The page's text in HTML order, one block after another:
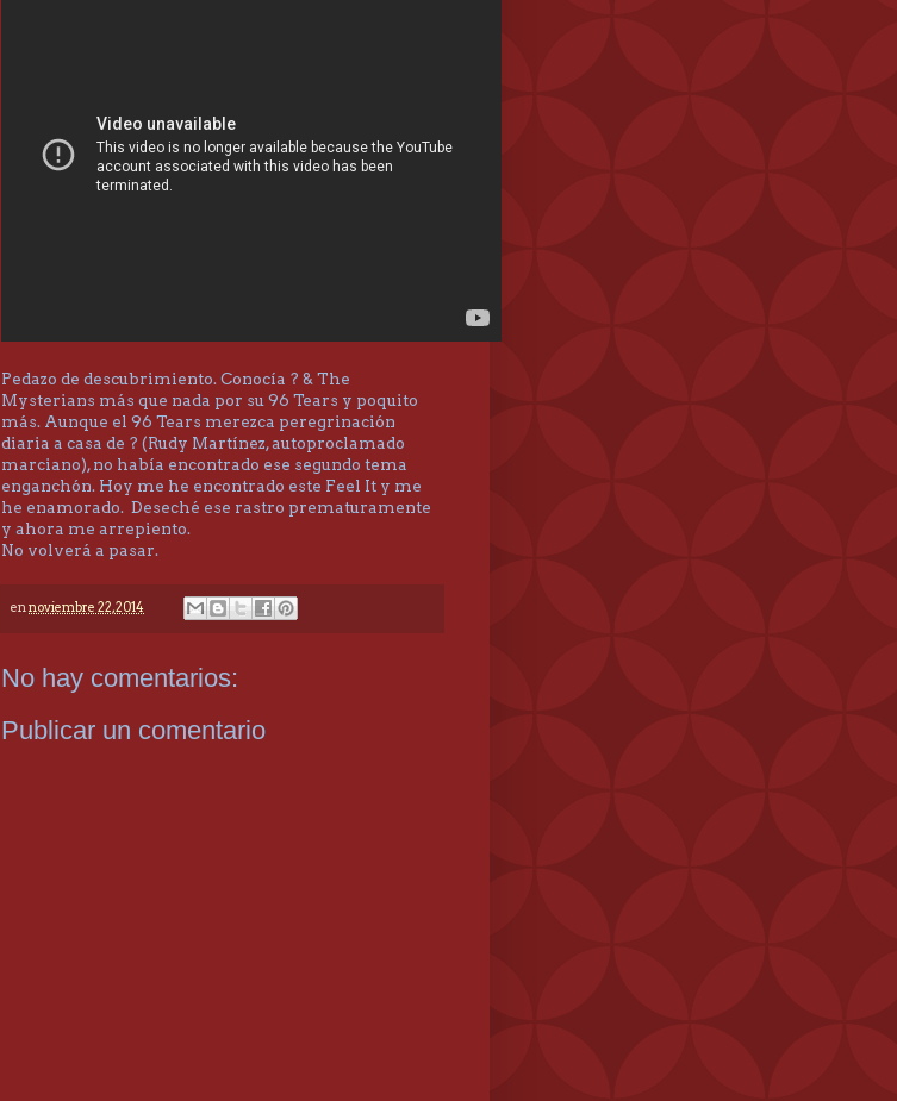
Pedazo de descubrimiento. Conocía ? & The
Mysterians más que nada por su 96 Tears y poquito
más. Aunque el 96 Tears merezca peregrinación
diaria a casa de ? (Rudy Martínez, autoproclamado
marciano), no había encontrado ese segundo tema
enganchón. Hoy me he encontrado este Feel It y me
he enamorado. Deseché ese rastro prematuramente
y ahora me arrepiento.
No volverá a pasar.
ennoviembre 22, 2014
No hay comentarios:
Publicar un comentario